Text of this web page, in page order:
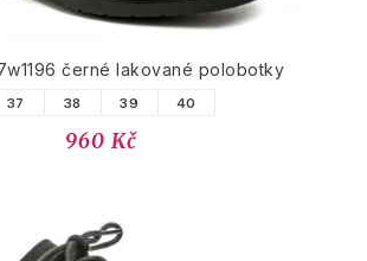
černé lakované polobotky
37 38 39 40
960 Kč